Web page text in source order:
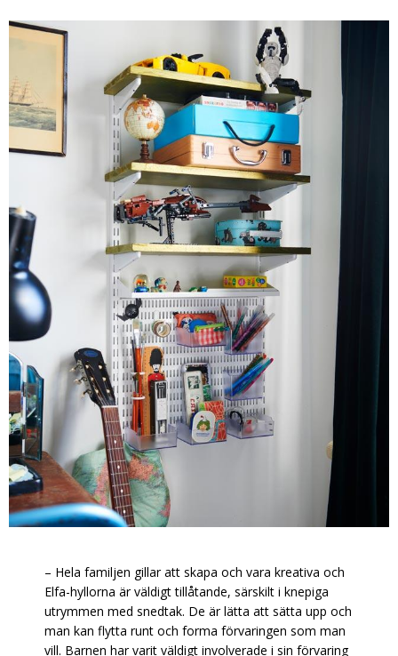
– Hela familjen gillar att skapa och vara kreativa och
Elfa-hyllorna är väldigt tillåtande, särskilt i knepiga
utrymmen med snedtak. De är lätta att sätta upp och
man kan flytta runt och forma förvaringen som man
vill. Barnen har varit väldigt involverade i sin förvaring